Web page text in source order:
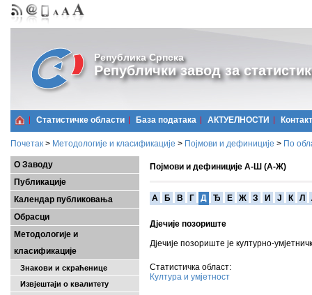
Република Српска
Републички завод за
Статистичке области Базa података АКТУЕЛНОСТИ Контакт
Почетак > Методологије и класификације > Појмови и дефиниције > По
О Заводу
Публикације
Календар публиковања
Обрасци
Методологије и
класификације
Знакови и скраћенице
Извјештаји о квалитету
Појмови и дефиниције А-Ш (А-Ж)
A Б В Г Д Ђ Е Ж З И Ј К Л
Дјечије позориште
Дјечије позориште је културно-
Статистичка област:
Култура и умјетност